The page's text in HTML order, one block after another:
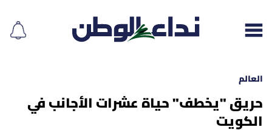
إقرأ الجريدة
العالم
حريق "يخطف" حياة عشرات الأجانب في
الكويت